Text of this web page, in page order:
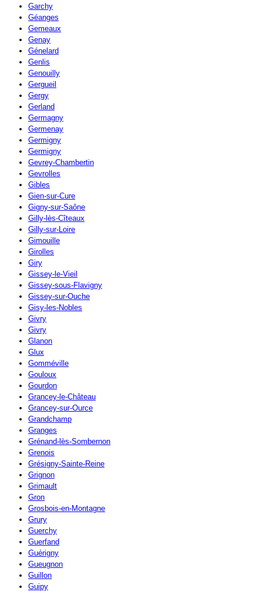
Garchy
Géanges
Gemeaux
Genay
Génelard
Genlis
Genouilly
Gergueil
Gergy
Gerland
Germagny
Germenay
Germigny
Germigny
Gevrey-Chambertin
Gevrolles
Gibles
Gien-sur-Cure
Gigny-sur-Saône
Gilly-lès-Cîteaux
Gilly-sur-Loire
Gimouille
Girolles
Giry
Gissey-le-Vieil
Gissey-sous-Flavigny
Gissey-sur-Ouche
Gisy-les-Nobles
Givry
Givry
Glanon
Glux
Gomméville
Gouloux
Gourdon
Grancey-le-Château
Grancey-sur-Ource
Grandchamp
Granges
Grénand-lès-Sombernon
Grenois
Grésigny-Sainte-Reine
Grignon
Grimault
Gron
Grosbois-en-Montagne
Grury
Guerchy
Guerfand
Guérigny
Gueugnon
Guillon
Guipy